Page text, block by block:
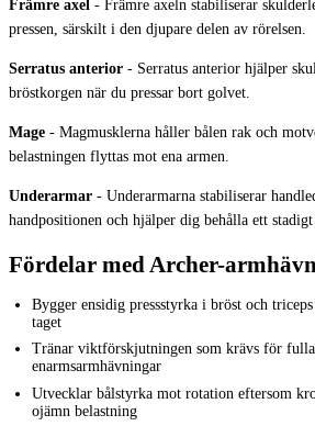
Främre axel - Främre axeln stabiliserar
pressen, särskilt i den djupare delen av rörelsen.
Serratus anterior - Serratus anterior hjälper
bröstkorgen när du pressar bort golvet.
Mage - Magmusklerna håller bålen rak och
belastningen flyttas mot ena armen.
Underarmar - Underarmarna stabiliserar
handpositionen och hjälper dig behålla ett
Fördelar med Archer-
Bygger ensidig pressstyrka i bröst och
taget
Tränar viktförskjutningen som krävs för
enarmsarmhävningar
Utvecklar bålstyrka mot rotation eftersom
ojämn belastning